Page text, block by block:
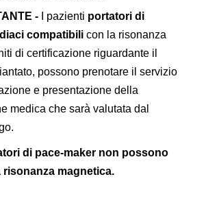
-
I pazienti portatori di
compatibili con la risonanza
di certificazione riguardante il
possono prenotare il servizio
e presentazione della
medica che sarà valutata dal
di pace-maker non possono
magnetica.